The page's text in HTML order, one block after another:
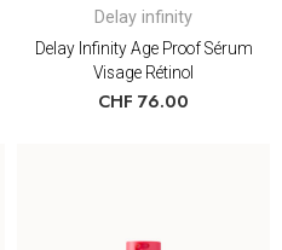
Delay infinity
Delay Infinity Age Proof Sérum
Visage Rétinol
CHF 76.00